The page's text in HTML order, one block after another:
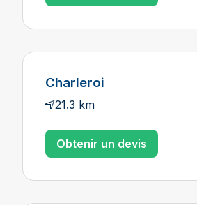
Charleroi
21.3 km
Obtenir un devis